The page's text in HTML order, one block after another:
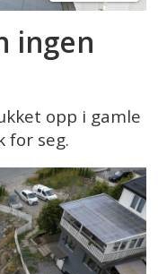
ingen
opp i gamle
for seg.